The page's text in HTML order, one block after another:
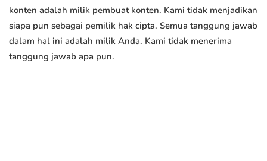
konten adalah milik pembuat konten. Kami tidak menjadikan
siapa pun sebagai pemilik hak cipta. Semua tanggung jawab
dalam hal ini adalah milik Anda. Kami tidak menerima
tanggung jawab apa pun.